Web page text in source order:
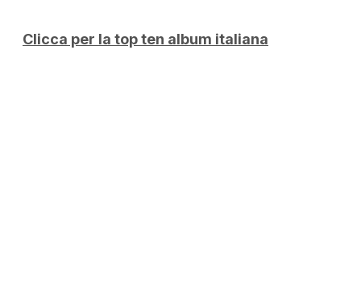
Clicca per la top ten album italiana